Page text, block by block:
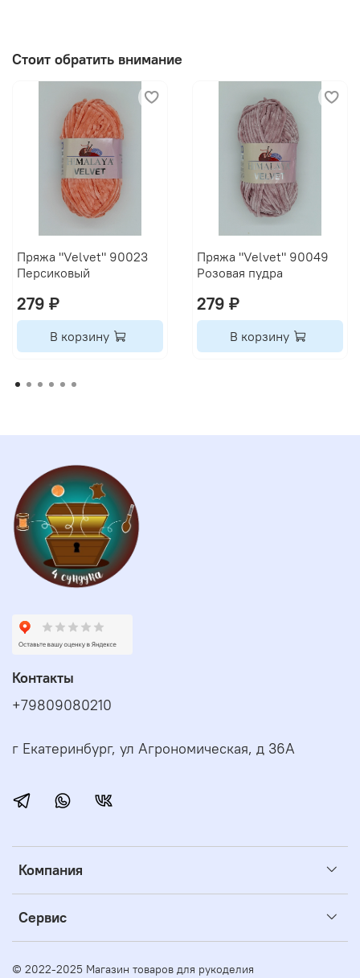
Стоит обратить внимание
Пряжа "Velvet" 90023
Персиковый
279 ₽
В корзину
Пряжа "Velvet" 90049
Розовая пудра
279 ₽
В корзину
Компания
Сервис
Контакты
+79809080210
г Екатеринбург, ул Агрономическая, д 36А
© 2022-2025 Магазин товаров для рукоделия